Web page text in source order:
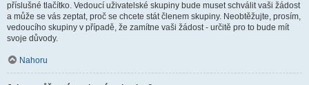
příslušné tlačítko. Vedoucí uživatelské skupiny bude muset schválit vaši žádost
a může se vás zeptat, proč se chcete stát členem skupiny. Neobtěžujte, prosím,
vedoucího skupiny v případě, že zamítne vaši žádost - určitě pro to bude mít
svoje důvody.
Nahoru